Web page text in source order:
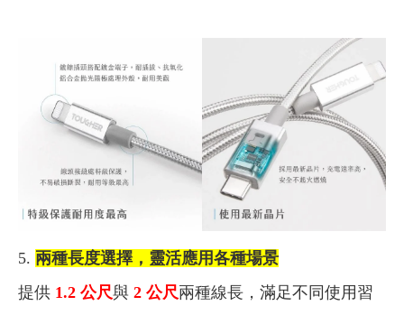
5. 兩種長度選擇，靈活應用各種場景
提供 1.2 公尺與 2 公尺兩種線長，滿足不同使用習